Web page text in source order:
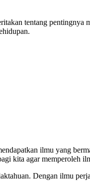
tentang pentingnya
ilmu yang
kita agar memperoleh
Dengan ilmu